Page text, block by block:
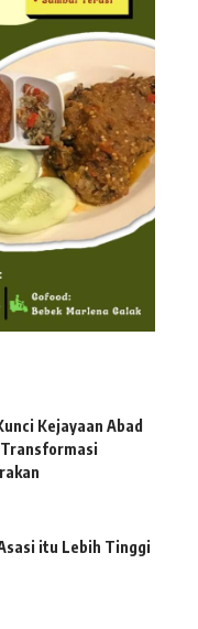
Kejayaan Abad
Transformasi
itu Lebih Tinggi